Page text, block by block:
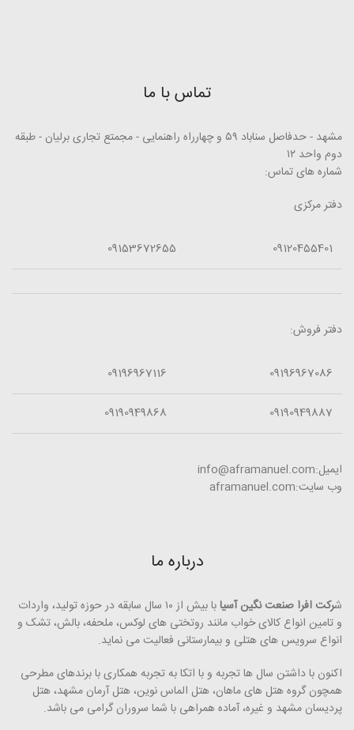
تماس با ما
مشهد - حدفاصل سناباد ۵۹ و چهارراه راهنمایی - مجمتع تجاری برلیان - طبقه
دوم واحد ۱۲
شماره های تماس:
دفتر مرکزی
09120455401
09153672655
دفتر فروش:
09196967086
09196967116
09190949887
09190949868
ایمیل:info@aframanuel.com
وب سایت:aframanuel.com
درباره ما
شرکت افرا صنعت نگین آسیا
با بیش از ۱۰ سال سابقه در حوزه تولید، واردات
و تامین انواع کالای خواب مانند روتختی­ های لوکس، ملحفه، بالش، تشک و
انواع سرویس های هتلی و بیمارستانی فعالیت می ­نماید.
اکنون با داشتن سال ها تجربه و با اتکا به تجربه همکاری با برندهای مطرحی
همچون گروه هتل­ های ماهان، هتل الماس نوین، هتل آرمان مشهد، هتل
پردیسان مشهد و غیره، آماده همراهی با شما سروران گرامی می ­باشد.